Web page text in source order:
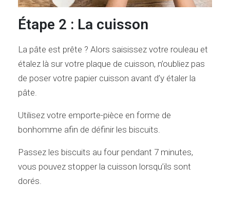
Étape 2 : La cuisson
La pâte est prête ? Alors saisissez votre rouleau et
étalez là sur votre plaque de cuisson, n’oubliez pas
de poser votre papier cuisson avant d’y étaler la
pâte.
Utilisez votre emporte-pièce en forme de
bonhomme afin de définir les biscuits.
Passez les biscuits au four pendant 7 minutes,
vous pouvez stopper la cuisson lorsqu’ils sont
dorés.